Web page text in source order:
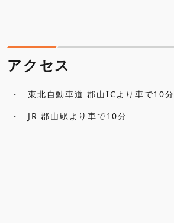
アクセス
東北自動車道 郡山ICより車で10分
JR 郡山駅より車で10分